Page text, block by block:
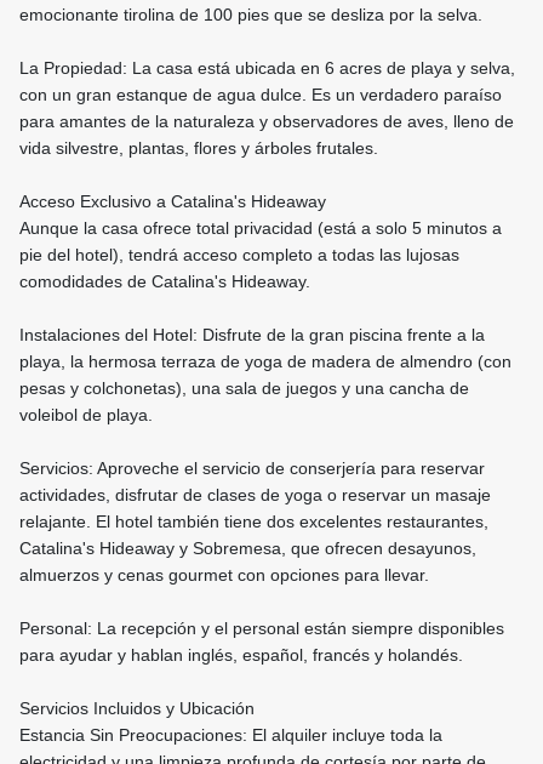
emocionante tirolina de 100 pies que se desliza por la selva.
La Propiedad: La casa está ubicada en 6 acres de playa y selva,
con un gran estanque de agua dulce. Es un verdadero paraíso
para amantes de la naturaleza y observadores de aves, lleno de
vida silvestre, plantas, flores y árboles frutales.
Acceso Exclusivo a Catalina's Hideaway
Aunque la casa ofrece total privacidad (está a solo 5 minutos a
pie del hotel), tendrá acceso completo a todas las lujosas
comodidades de Catalina's Hideaway.
Instalaciones del Hotel: Disfrute de la gran piscina frente a la
playa, la hermosa terraza de yoga de madera de almendro (con
pesas y colchonetas), una sala de juegos y una cancha de
voleibol de playa.
Servicios: Aproveche el servicio de conserjería para reservar
actividades, disfrutar de clases de yoga o reservar un masaje
relajante. El hotel también tiene dos excelentes restaurantes,
Catalina's Hideaway y Sobremesa, que ofrecen desayunos,
almuerzos y cenas gourmet con opciones para llevar.
Personal: La recepción y el personal están siempre disponibles
para ayudar y hablan inglés, español, francés y holandés.
Servicios Incluidos y Ubicación
Estancia Sin Preocupaciones: El alquiler incluye toda la